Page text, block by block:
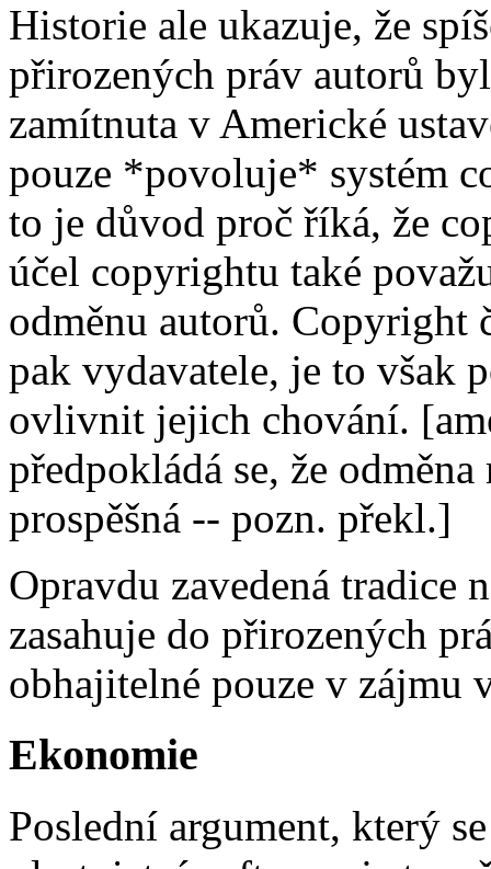
Historie ale ukazuje, že
přirozených práv autorů
zamítnuta v Americké
pouze *povoluje* systém
to je důvod proč říká, že
účel copyrightu také
odměnu autorů. Copyright
pak vydavatele, je to však
ovlivnit jejich chování.
předpokládá se, že
prospěšná -- pozn. překl.]
Opravdu zavedená tradice
zasahuje do přirozených
obhajitelné pouze v zájmu
Ekonomie
Poslední argument, který